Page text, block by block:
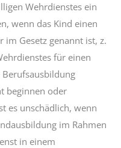
Wehrdienstes ein
wenn das Kind einen
im Gesetz genannt ist, z.
für einen
beginnen oder
es unschädlich, wenn
im Rahmen
in einem